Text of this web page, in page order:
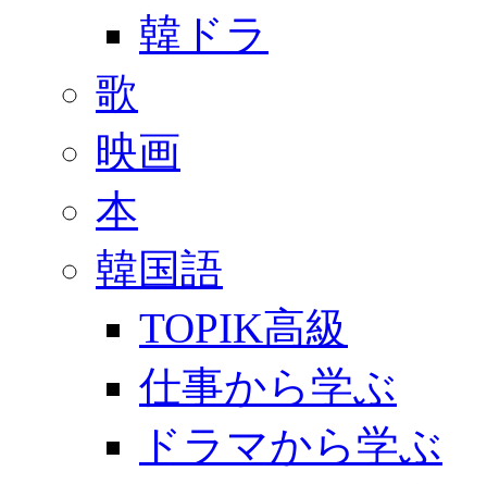
韓ドラ
歌
映画
本
韓国語
TOPIK高級
仕事から学ぶ
ドラマから学ぶ